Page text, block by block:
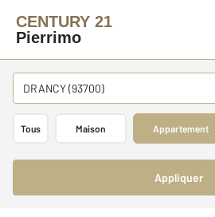
CENTURY 21
Pierrimo
DRANCY (93700)
Tous Maison Appartement
Appliquer